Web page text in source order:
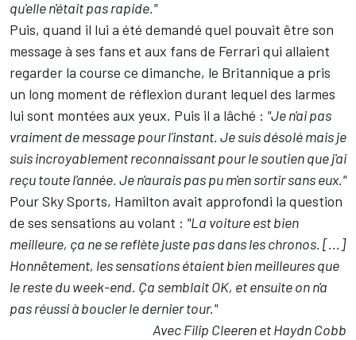
qu'elle n'était pas rapide."
Puis, quand il lui a été demandé quel pouvait être son
message à ses fans et aux fans de Ferrari qui allaient
regarder la course ce dimanche, le Britannique a pris
un long moment de réflexion durant lequel des larmes
lui sont montées aux yeux. Puis il a lâché : "Je n'ai pas
vraiment de message pour l'instant. Je suis désolé mais je
suis incroyablement reconnaissant pour le soutien que j'ai
reçu toute l'année. Je n'aurais pas pu m'en sortir sans eux."
Pour Sky Sports, Hamilton avait approfondi la question
de ses sensations au volant : "La voiture est bien
meilleure, ça ne se reflète juste pas dans les chronos. [...]
Honnêtement, les sensations étaient bien meilleures que
le reste du week-end. Ça semblait OK, et ensuite on n'a
pas réussi à boucler le dernier tour."
Avec Filip Cleeren et Haydn Cobb